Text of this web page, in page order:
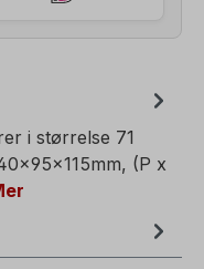
i størrelse 71
(P x